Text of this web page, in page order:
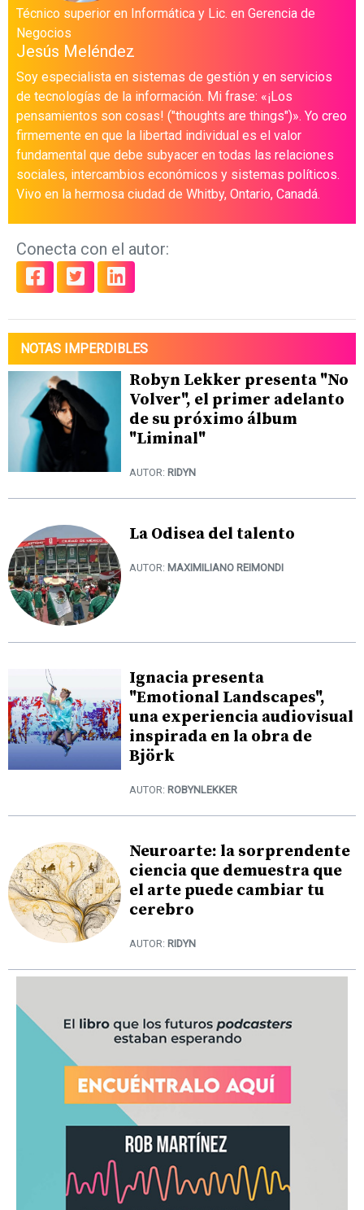
Técnico superior en Informática y Lic. en Gerencia de
Negocios
Jesús Meléndez
Soy especialista en sistemas de gestión y en servicios
de tecnologías de la información. Mi frase: «¡Los
pensamientos son cosas! ("thoughts are things")». Yo creo
firmemente en que la libertad individual es el valor
fundamental que debe subyacer en todas las relaciones
sociales, intercambios económicos y sistemas políticos.
Vivo en la hermosa ciudad de Whitby, Ontario, Canadá.
Conecta con el autor:
NOTAS IMPERDIBLES
Robyn Lekker presenta "No
Volver", el primer adelanto
de su próximo álbum
"Liminal"
AUTOR: RIDYN
La Odisea del talento
AUTOR: MAXIMILIANO REIMONDI
Ignacia presenta
"Emotional Landscapes",
una experiencia audiovisual
inspirada en la obra de
Björk
AUTOR: ROBYNLEKKER
Neuroarte: la sorprendente
ciencia que demuestra que
el arte puede cambiar tu
cerebro
AUTOR: RIDYN